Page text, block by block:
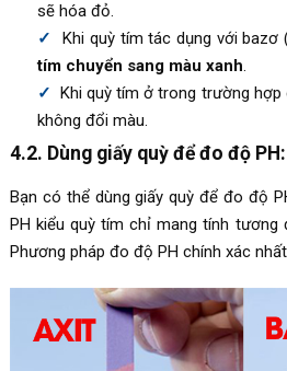
sẽ hóa đỏ.
Khi quỳ tím tác dụng với bazơ
tím chuyển sang màu xanh.
Khi quỳ tím ở trong trường
không đổi màu.
4.2. Dùng giấy quỳ để đo độ PH:
Bạn có thể dùng giấy quỳ để đo độ
PH kiểu quỳ tím chỉ mang tính tương
Phương pháp đo độ PH chính xác